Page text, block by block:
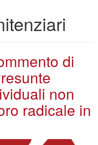
di
non
radicale in